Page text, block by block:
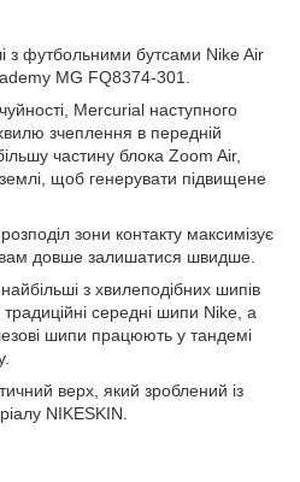
з футбольними бутсами Nike Air
MG FQ8374-301.
Mercurial наступного
зчеплення в передній
частину блока Zoom Air,
щоб генерувати підвищене
зони контакту максимізує
довше залишатися швидше.
з хвилеподібних шипів
середні шипи Nike, а
шипи працюють у тандемі
верх, який зроблений із
NIKESKIN.